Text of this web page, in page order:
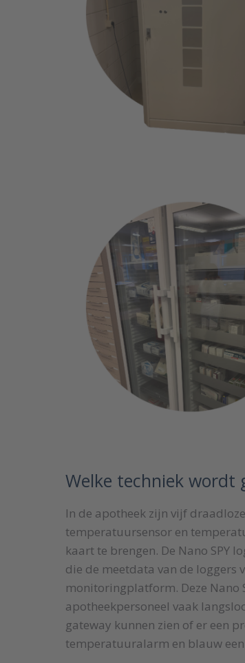
Welke techniek
In de apotheek zijn vijf draadloze
temperatuursensor en
kaart te brengen. De Nano SPY
die de meetdata van de
monitoringplatform. Deze Nano
apotheekpersoneel vaak
gateway kunnen zien of er een
temperatuuralarm en blauw